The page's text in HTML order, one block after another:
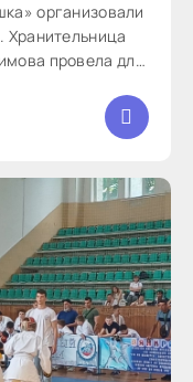
организовали
Хранительница
провела для
трудных днях